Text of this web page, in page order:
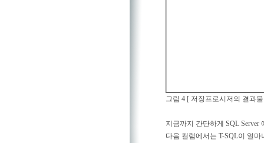
그림 4 [ 저장프로시저의 결과
지금까지 간단하게 SQL
다음 컬럼에서는 T-SQL이 얼